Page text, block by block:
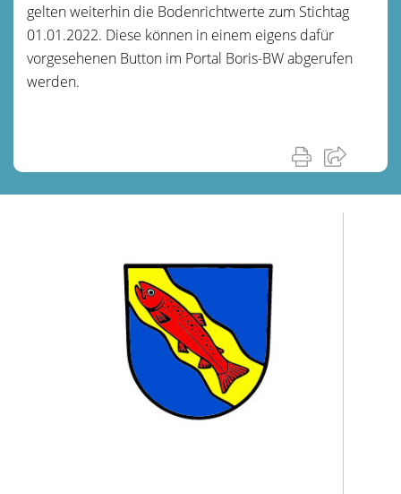
gelten weiterhin die Bodenrichtwerte zum Stichtag
01.01.2022. Diese können in einem eigens dafür
vorgesehenen Button im Portal Boris-BW abgerufen
werden.